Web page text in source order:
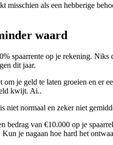
als een hebberige
waard
spaarrente op je rekening.
dit jaar.
om je geld te laten groeien en er
kwijt. Ai..
niet normaal en zeker niet
bedrag van €10.000 op je
je nagaan hoe hard het